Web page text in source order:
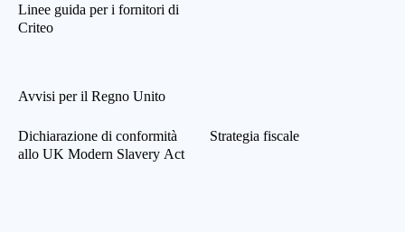
Linee guida per i fornitori di
Criteo
Avvisi per il Regno Unito
Dichiarazione di conformità
allo UK Modern Slavery Act
Strategia fiscale